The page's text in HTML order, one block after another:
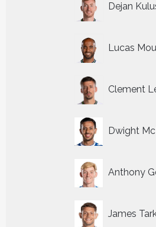
Dejan
Lucas
Clement
Dwight
Anthony
James